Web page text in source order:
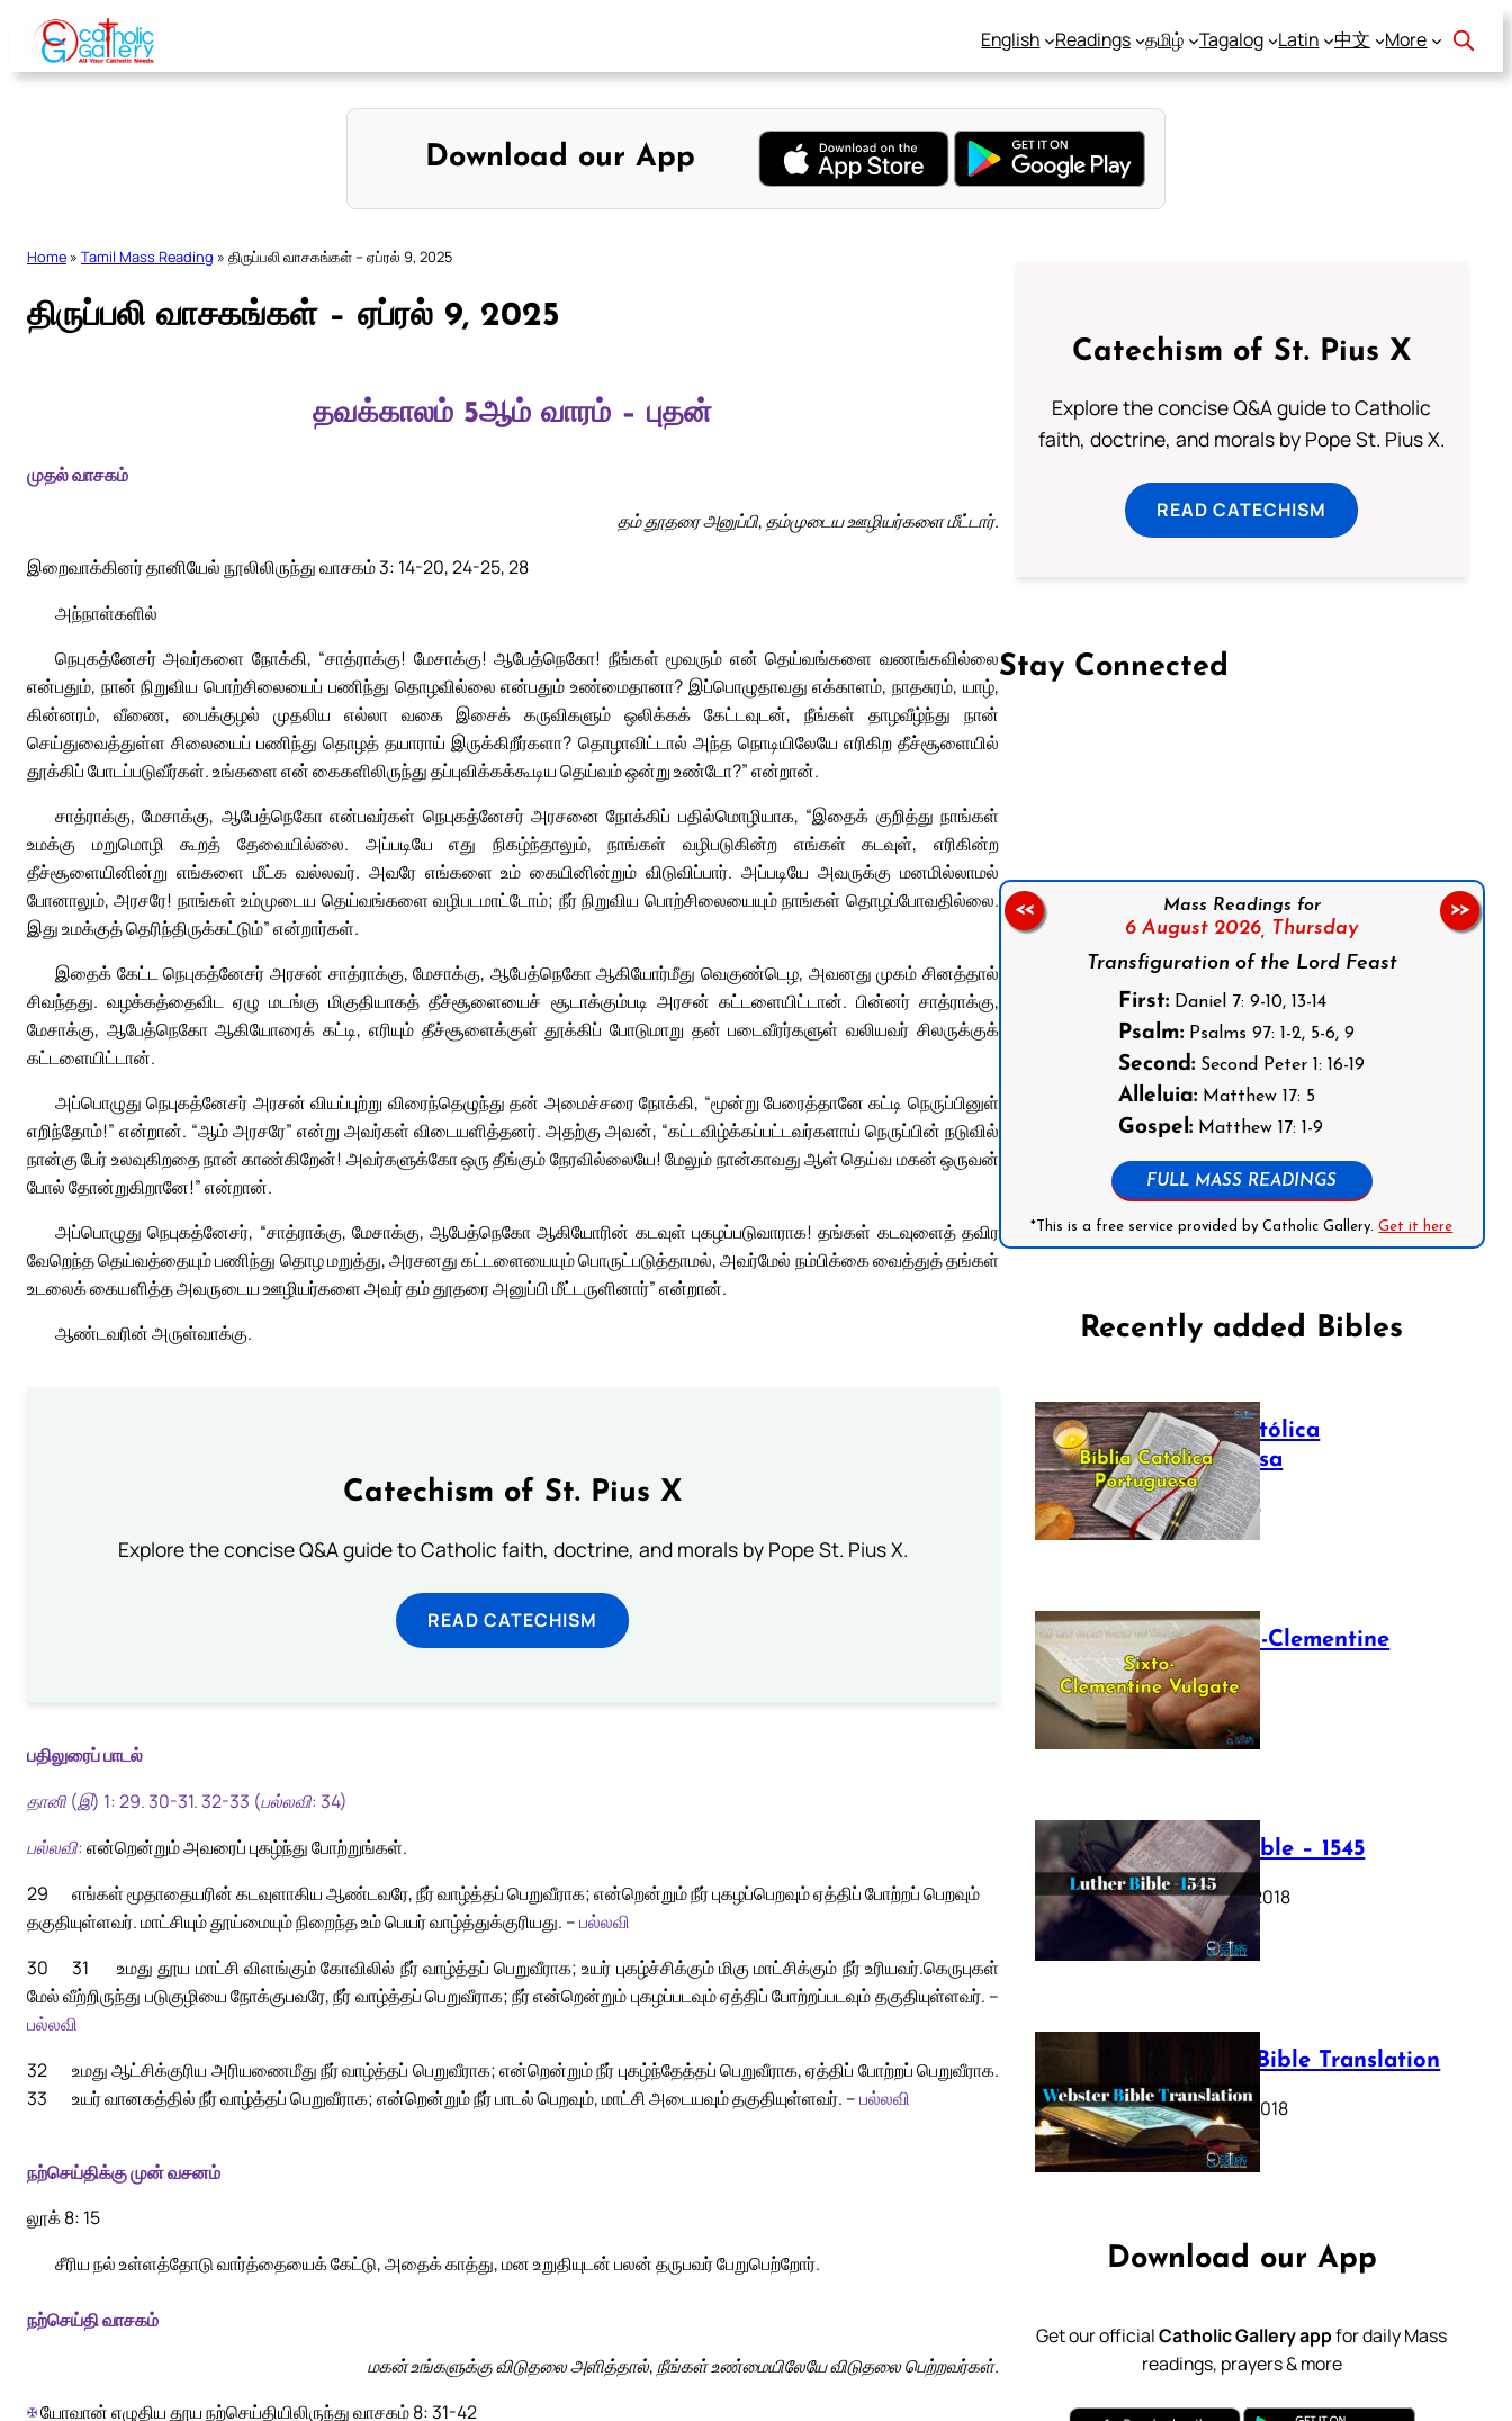
Skip
content
English Readings தமிழ் Tagalog Latin 中文 More
Download our App
Home » Tamil Mass Reading » திருப்பலி வாசகங்கள் – ஏப்ரல் 9, 2025
திருப்பலி வாசகங்கள் – ஏப்ரல் 9, 2025
தவக்காலம் 5ஆம் வாரம் – புதன்
முதல் வாசகம்
தம் தூதரை அனுப்பி, தம்முடைய ஊழியர்களை மீட்டார்.
இறைவாக்கினர் தானியேல் நூலிலிருந்து வாசகம் 3: 14-20, 24-25, 28
அந்நாள்களில்
நெபுகத்னேசர் அவர்களை நோக்கி, “சாத்ராக்கு! மேசாக்கு! ஆபேத்நெகோ! நீங்கள் மூவரும் என் தெய்வங்களை வணங்கவில்லை
என்பதும், நான் நிறுவிய பொற்சிலையைப் பணிந்து தொழவில்லை என்பதும் உண்மைதானா? இப்பொழுதாவது எக்காளம், நாதசுரம், யாழ்,
கின்னரம், வீணை, பைக்குழல் முதலிய எல்லா வகை இசைக் கருவிகளும் ஒலிக்கக் கேட்டவுடன், நீங்கள் தாழவீழ்ந்து நான்
செய்துவைத்துள்ள சிலையைப் பணிந்து தொழத் தயாராய் இருக்கிறீர்களா? தொழாவிட்டால் அந்த நொடியிலேயே எரிகிற தீச்சூளையில்
தூக்கிப் போடப்படுவீர்கள். உங்களை என் கைகளிலிருந்து தப்புவிக்கக்கூடிய தெய்வம் ஒன்று உண்டோ?” என்றான்.
சாத்ராக்கு, மேசாக்கு, ஆபேத்நெகோ என்பவர்கள் நெபுகத்னேசர் அரசனை நோக்கிப் பதில்மொழியாக, “இதைக் குறித்து நாங்கள்
உமக்கு மறுமொழி கூறத் தேவையில்லை. அப்படியே எது நிகழ்ந்தாலும், நாங்கள் வழிபடுகின்ற எங்கள் கடவுள், எரிகின்ற
தீச்சூளையினின்று எங்களை மீட்க வல்லவர். அவரே எங்களை உம் கையினின்றும் விடுவிப்பார். அப்படியே அவருக்கு மனமில்லாமல்
போனாலும், அரசரே! நாங்கள் உம்முடைய தெய்வங்களை வழிபடமாட்டோம்; நீர் நிறுவிய பொற்சிலையையும் நாங்கள் தொழப்போவதில்லை.
இது உமக்குத் தெரிந்திருக்கட்டும்” என்றார்கள்.
இதைக் கேட்ட நெபுகத்னேசர் அரசன் சாத்ராக்கு, மேசாக்கு, ஆபேத்நெகோ ஆகியோர்மீது வெகுண்டெழ, அவனது முகம் சினத்தால்
சிவந்தது. வழக்கத்தைவிட ஏழு மடங்கு மிகுதியாகத் தீச்சூளையைச் சூடாக்கும்படி அரசன் கட்டளையிட்டான். பின்னர் சாத்ராக்கு,
மேசாக்கு, ஆபேத்நெகோ ஆகியோரைக் கட்டி, எரியும் தீச்சூளைக்குள் தூக்கிப் போடுமாறு தன் படைவீரர்களுள் வலியவர் சிலருக்குக்
கட்டளையிட்டான்.
அப்பொழுது நெபுகத்னேசர் அரசன் வியப்புற்று விரைந்தெழுந்து தன் அமைச்சரை நோக்கி, “மூன்று பேரைத்தானே கட்டி நெருப்பினுள்
எறிந்தோம்!” என்றான். “ஆம் அரசரே” என்று அவர்கள் விடையளித்தனர். அதற்கு அவன், “கட்டவிழ்க்கப்பட்டவர்களாய் நெருப்பின் நடுவில்
நான்கு பேர் உலவுகிறதை நான் காண்கிறேன்! அவர்களுக்கோ ஒரு தீங்கும் நேரவில்லையே! மேலும் நான்காவது ஆள் தெய்வ மகன் ஒருவன்
போல் தோன்றுகிறானே!” என்றான்.
அப்பொழுது நெபுகத்னேசர், “சாத்ராக்கு, மேசாக்கு, ஆபேத்நெகோ ஆகியோரின் கடவுள் புகழப்படுவாராக! தங்கள் கடவுளைத் தவிர
வேறெந்த தெய்வத்தையும் பணிந்து தொழ மறுத்து, அரசனது கட்டளையையும் பொருட்படுத்தாமல், அவர்மேல் நம்பிக்கை வைத்துத் தங்கள்
உடலைக் கையளித்த அவருடைய ஊழியர்களை அவர் தம் தூதரை அனுப்பி மீட்டருளினார்” என்றான்.
ஆண்டவரின் அருள்வாக்கு.
Catechism of St. Pius X
Explore the concise Q&A guide to Catholic faith, doctrine, and morals by Pope St. Pius X.
READ CATECHISM
பதிலுரைப் பாடல்
தானி (இ) 1: 29. 30-31. 32-33 (பல்லவி: 34)
பல்லவி: என்றென்றும் அவரைப் புகழ்ந்து போற்றுங்கள்.
29
எங்கள் மூதாதையரின் கடவுளாகிய ஆண்டவரே, நீர் வாழ்த்தப் பெறுவீராக; என்றென்றும் நீர் புகழப்பெறவும் ஏத்திப் போற்றப் பெறவும்
தகுதியுள்ளவர். மாட்சியும் தூய்மையும் நிறைந்த உம் பெயர் வாழ்த்துக்குரியது. –பல்லவி
30
உமது தூய மாட்சி விளங்கும் கோவிலில் நீர் வாழ்த்தப் பெறுவீராக; உயர் புகழ்ச்சிக்கும் மிகு மாட்சிக்கும் நீர் உரியவர்.
31
கெருபுகள்
மேல் வீற்றிருந்து படுகுழியை நோக்குபவரே, நீர் வாழ்த்தப் பெறுவீராக; நீர் என்றென்றும் புகழப்படவும் ஏத்திப் போற்றப்படவும் தகுதியுள்ளவர். –
பல்லவி
32
உமது ஆட்சிக்குரிய அரியணைமீது நீர் வாழ்த்தப் பெறுவீராக; என்றென்றும் நீர் புகழ்ந்தேத்தப் பெறுவீராக, ஏத்திப் போற்றப் பெறுவீராக.
33
உயர் வானகத்தில் நீர் வாழ்த்தப் பெறுவீராக; என்றென்றும் நீர் பாடல் பெறவும், மாட்சி அடையவும் தகுதியுள்ளவர். –பல்லவி
நற்செய்திக்கு முன் வசனம்
லூக் 8: 15
சீரிய நல் உள்ளத்தோடு வார்த்தையைக் கேட்டு, அதைக் காத்து, மன உறுதியுடன் பலன் தருபவர் பேறுபெற்றோர்.
நற்செய்தி வாசகம்
மகன் உங்களுக்கு விடுதலை அளித்தால், நீங்கள் உண்மையிலேயே விடுதலை பெற்றவர்கள்.
✠யோவான் எழுதிய தூய நற்செய்தியிலிருந்து வாசகம் 8: 31-42
Catechism of St. Pius X
Explore the concise Q&A guide to Catholic
faith, doctrine, and morals by Pope St. Pius X.
READ CATECHISM
Stay Connected
Mass Readings for
6 August 2026, Thursday
Transfiguration of the Lord Feast
First: Daniel 7: 9-10, 13-14
Psalm: Psalms 97: 1-2, 5-6, 9
Second: Second Peter 1: 16-19
Alleluia: Matthew 17: 5
Gospel: Matthew 17: 1-9
FULL MASS READINGS
*This is a free service provided by Catholic Gallery.Get it here
<< >>
Recently added Bibles
Bíblia Católica
Portuguesa
July 16, 2025
The Sixto-Clementine
Vulgate
July 12, 2025
Luther Bible – 1545
October 17, 2018
Webster Bible Translation
October 11, 2018
Download our App
Get our officialCatholic Gallery appfor daily Mass
readings, prayers & more